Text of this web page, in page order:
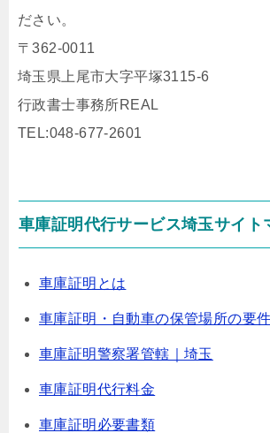
ださい。
〒362-0011
埼玉県上尾市大字平塚3115-6
行政書士事務所REAL
TEL:048-677-2601
車庫証明代行サービス埼玉サイト
車庫証明とは
車庫証明・自動車の保管場所の要件
車庫証明警察署管轄｜埼玉
車庫証明代行料金
車庫証明必要書類